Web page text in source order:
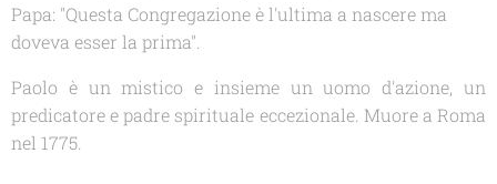
Papa: "Questa Congregazione è l'ultima a nascere ma
doveva esser la prima".
Paolo è un mistico e insieme un uomo d'azione, un
predicatore e padre spirituale eccezionale. Muore a Roma
nel 1775.